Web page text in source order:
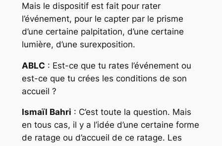
Mais le dispositif est fait pour rater
l’événement, pour le capter par le prisme
d’une certaine palpitation, d’une certaine
lumière, d’une surexposition.
ABLC : Est-ce que tu rates l’événement ou
est-ce que tu crées les conditions de son
accueil ?
Ismaïl Bahri : C’est toute la question. Mais
en tous cas, il y a l’idée d’une certaine forme
de ratage ou d’accueil de ce ratage. Les